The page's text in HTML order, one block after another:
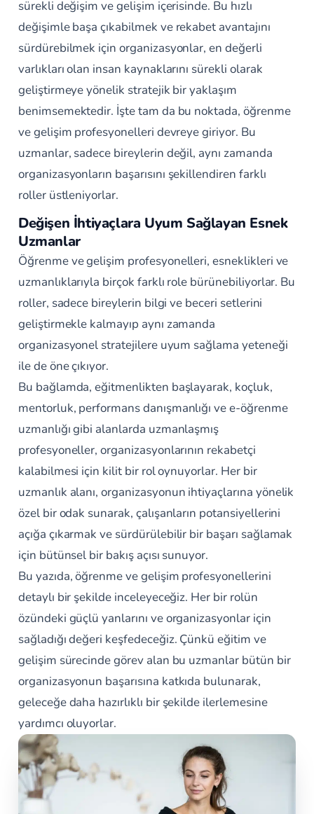
sürekli değişim ve gelişim içerisinde. Bu hızlı
değişimle başa çıkabilmek ve rekabet avantajını
sürdürebilmek için organizasyonlar, en değerli
varlıkları olan insan kaynaklarını sürekli olarak
geliştirmeye yönelik stratejik bir yaklaşım
benimsemektedir. İşte tam da bu noktada, öğrenme
ve gelişim profesyonelleri devreye giriyor. Bu
uzmanlar, sadece bireylerin değil, aynı zamanda
organizasyonların başarısını şekillendiren farklı
roller üstleniyorlar.
Değişen İhtiyaçlara Uyum Sağlayan Esnek
Uzmanlar
Öğrenme ve gelişim profesyonelleri, esneklikleri ve
uzmanlıklarıyla birçok farklı role bürünebiliyorlar. Bu
roller, sadece bireylerin bilgi ve beceri setlerini
geliştirmekle kalmayıp aynı zamanda
organizasyonel stratejilere uyum sağlama yeteneği
ile de öne çıkıyor.
Bu bağlamda, eğitmenlikten başlayarak, koçluk,
mentorluk, performans danışmanlığı ve e-öğrenme
uzmanlığı gibi alanlarda uzmanlaşmış
profesyoneller, organizasyonlarının rekabetçi
kalabilmesi için kilit bir rol oynuyorlar. Her bir
uzmanlık alanı, organizasyonun ihtiyaçlarına yönelik
özel bir odak sunarak, çalışanların potansiyellerini
açığa çıkarmak ve sürdürülebilir bir başarı sağlamak
için bütünsel bir bakış açısı sunuyor.
Bu yazıda, öğrenme ve gelişim profesyonellerini
detaylı bir şekilde inceleyeceğiz. Her bir rolün
özündeki güçlü yanlarını ve organizasyonlar için
sağladığı değeri keşfedeceğiz. Çünkü eğitim ve
gelişim sürecinde görev alan bu uzmanlar bütün bir
organizasyonun başarısına katkıda bulunarak,
geleceğe daha hazırlıklı bir şekilde ilerlemesine
yardımcı oluyorlar.